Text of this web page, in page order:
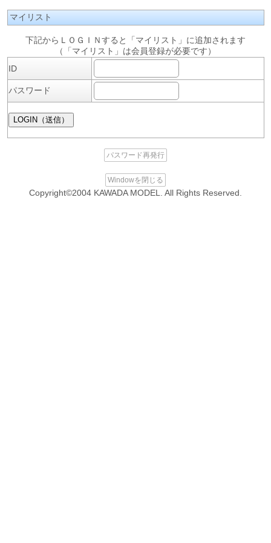
マイリスト
下記からＬＯＧＩＮすると「マイリスト」に追加されます
（「マイリスト」は会員登録が必要です）
ID
パスワード
パスワード再発行
Windowを閉じる
Copyright©2004 KAWADA MODEL. All Rights Reserved.